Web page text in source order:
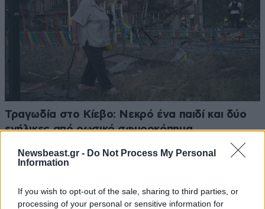
Newsbeast.gr - Do Not Process My Personal
Information
If you wish to opt-out of the sale, sharing to third parties, or
processing of your personal or sensitive information for
Τραγωδία στο Κίεβο: Νεκρό ένα παιδί και δύο
ενήλικες από ρωσικό σφυροκόπημα